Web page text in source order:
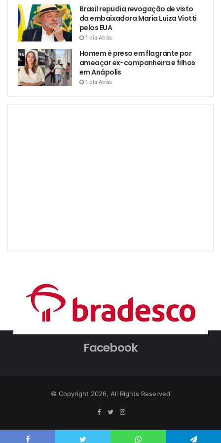
Brasil repudia revogação de visto
da embaixadora Maria Luiza Viotti
pelos EUA
1 dia Atrás
Homem é preso em flagrante por
ameaçar ex-companheira e filhos
em Anápolis
1 dia Atrás
Facebook
© Copyright 2026, All Rights Reserved